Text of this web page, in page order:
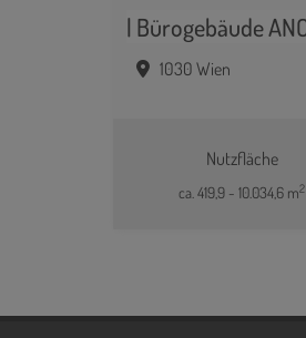
1030 Wien
Nutzfläche
ca. 419,9 - 10.034,6 m2